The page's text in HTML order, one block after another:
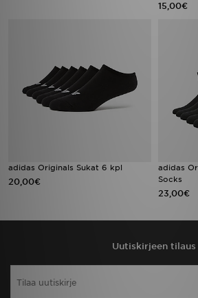
15,00€
adidas Originals Sukat 6 kpl
20,00€
adidas
Socks
23,00€
Uutiskirjeen tilaus